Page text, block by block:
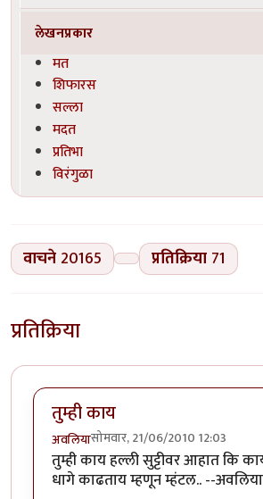
लेखनप्रकार
मत
शिफारस
सल्ला
मदत
प्रतिभा
विरंगुळा
वाचने 20165 प्रतिक्रिया 71
प्रतिक्रिया
तुम्ही काय
अवलियासोमवार, 21/06/2010 12:03
तुम्ही काय हल्ली सुट्टीवर आहात कि
धागे काढताय म्हणून म्हंटल.. --अवलिया